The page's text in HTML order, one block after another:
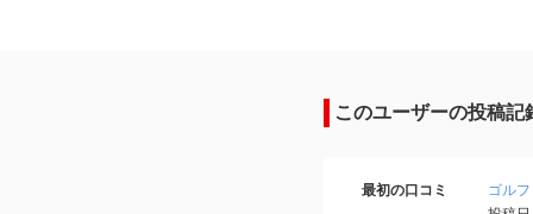
このユーザーの投稿記
最初の口コミ
ゴルフ